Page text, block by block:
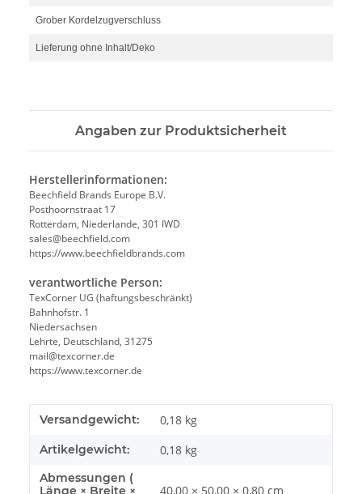
Grober Kordelzugverschluss
Lieferung ohne Inhalt/Deko
Angaben zur Produktsicherheit
Herstellerinformationen:
Beechfield Brands Europe B.V.
Posthoornstraat 17
Rotterdam, Niederlande, 301 IWD
sales@beechfield.com
https://www.beechfieldbrands.com
verantwortliche Person:
TexCorner UG (haftungsbeschränkt)
Bahnhofstr. 1
Niedersachsen
Lehrte, Deutschland, 31275
mail@texcorner.de
https://www.texcorner.de
Versandgewicht: 0,18 kg
Artikelgewicht: 0,18 kg
Abmessungen (
Länge × Breite ×
40,00 × 50,00 × 0,80 cm